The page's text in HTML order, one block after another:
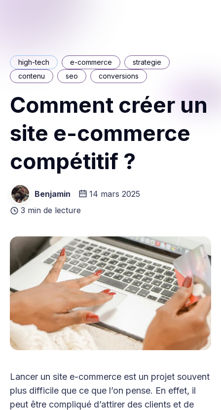
high-tech e-commerce
strategie
contenu
seo conversions
Comment créer un
site e-commerce
compétitif ?
Benjamin
14 mars 2025
3 min de lecture
Lancer un site e-commerce est un projet souvent
plus difficile que ce que l’on pense. En effet, il
peut être compliqué d’attirer des clients et de